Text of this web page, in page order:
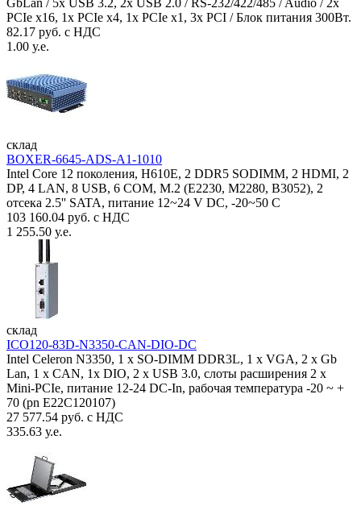
PCIe x16, 1x PCIe x4, 1x PCIe x1, 3x PCI / Блок питания 300Вт.
82.17 руб. с НДС
1.00 у.е.
склад
BOXER-6645-ADS-A1-1010
Intel Core 12 поколения, H610E, 2 DDR5 SODIMM, 2 HDMI, 2
DP, 4 LAN, 8 USB, 6 COM, M.2 (E2230, M2280, B3052), 2
отсека 2.5'' SATA, питание 12~24 V DC, -20~50 C
103 160.04 руб. с НДС
1 255.50 у.е.
склад
ICO120-83D-N3350-CAN-DIO-DC
Intel Celeron N3350, 1 х SO-DIMM DDR3L, 1 х VGA, 2 x Gb
Lan, 1 х CAN, 1x DIO, 2 х USB 3.0, слоты расширения 2 x
Mini-PCIe, питание 12-24 DC-In, рабочая температура -20 ~ +
70 (pn E22C120107)
27 577.54 руб. с НДС
335.63 у.е.